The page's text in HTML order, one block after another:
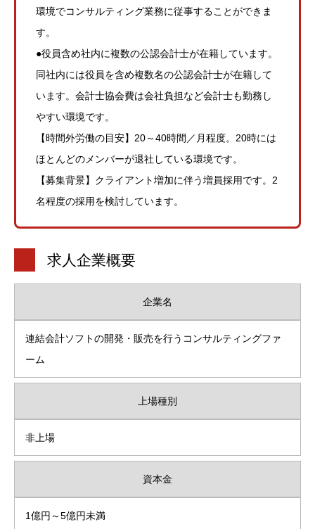
環境でコンサルティング業務に従事することができま
す。
●役員含め社内に複数の公認会計士が在籍しています。
同社内には役員を含め複数名の公認会計士が在籍して
います。会計士協会費は会社負担など会計士も勤務し
やすい環境です。
【時間外労働の目安】20～40時間／月程度。20時には
ほとんどのメンバーが退社している環境です。
【募集背景】クライアント増加に伴う増員採用です。2
名程度の採用を検討しています。
求人企業概要
企業名
連結会計ソフトの開発・販売を行うコンサルティングファ
ーム
上場種別
非上場
資本金
1億円～5億円未満